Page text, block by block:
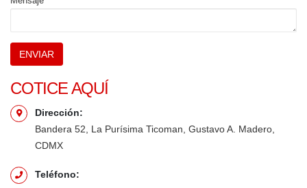
COTICE AQUÍ
Dirección:
Bandera 52, La Purísima Ticoman, Gustavo A. Madero,
CDMX
Teléfono: